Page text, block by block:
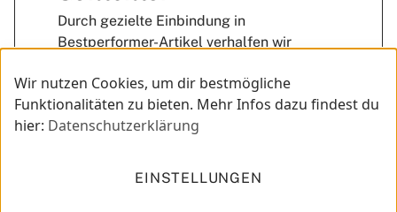
Durch gezielte Einbindung in
Bestperformer-Artikel verhalfen wir
und demMountain Resort Feuerberg
noch mehr Reichweite.
Wir nutzen Cookies, um dir bestmögliche
Funktionalitäten zu bieten. Mehr Infos dazu findest du
hier: Datenschutzerklärung
EINSTELLUNGEN